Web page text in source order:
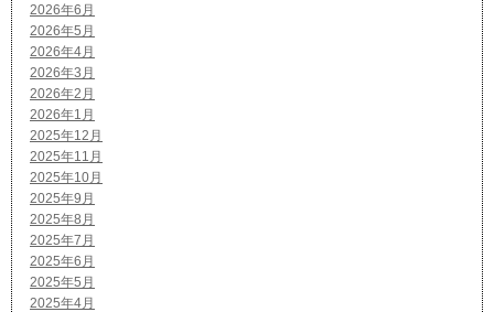
2026年6月
2026年5月
2026年4月
2026年3月
2026年2月
2026年1月
2025年12月
2025年11月
2025年10月
2025年9月
2025年8月
2025年7月
2025年6月
2025年5月
2025年4月